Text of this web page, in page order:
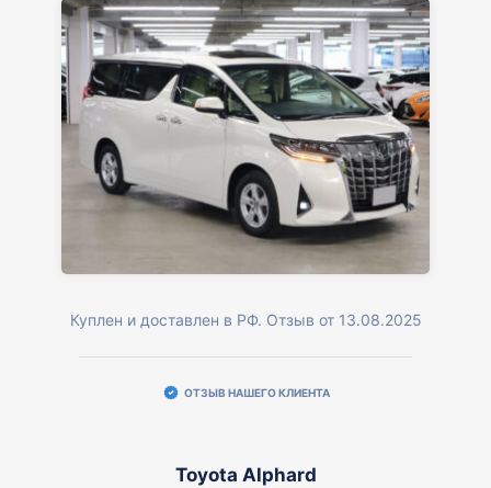
Куплен и доставлен в РФ. Отзыв от 13.08.2025
ОТЗЫВ НАШЕГО КЛИЕНТА
Toyota Alphard